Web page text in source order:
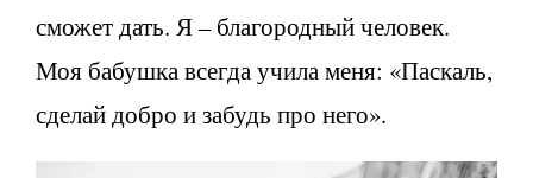
сможет дать. Я – благородный человек.
Моя бабушка всегда учила меня: «Паскаль,
сделай добро и забудь про него».